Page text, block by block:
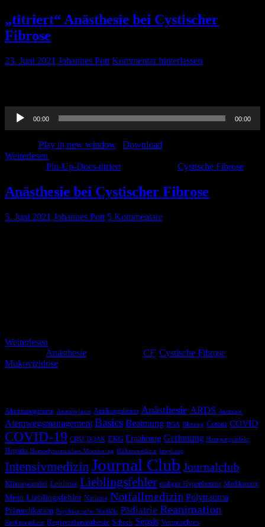
„titriert“ Anästhesie bei Cystischer
Fibrose
23. Juni 2021 Johannes Pott Kommentar hinterlassen
Audio-
Player
00:00 00:00
Play in new window
Download
Weiterlesen
Pin-Up-Docs-titriert Cystische Fibrose
Anästhesie bei Cystischer Fibrose
5. Juni 2021 Johannes Pott 5 Kommentare
Weiterlesen
Anästhesie CF, Cystische Fibrose
Mukovizidose
Akutmanagement Anaphylaxie Antikoagulation Anästhesie ARDS Atemnot
Atemwegsmanagement Basics Beatmung BGA Blutung Corona COVID
COVID-19 CRM DOAK EKG Ernährung Gerinnung Harnwegsinfekt
Heparin Hämodynamisches Monitoring Höhenmedizin Impfung
Intensivmedizin Journal Club Journalclub
Klimawandel Leitlinie Lieblingsfehler maligne Hyperthermie Medikament
Mein Lieblingsfehler Narkose Notfallmedizin Polytrauma
Prämedikation Psychiatrische Notfälle Pädiatrie Reanimation
Rechtsmedizin Regionalanästhesie Schock Sepsis Vermischtes